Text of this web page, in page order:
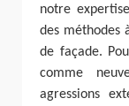
notre
des méthodes
de façade.
comme
agressions